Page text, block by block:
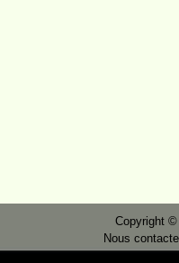
Copyright ©
Nous